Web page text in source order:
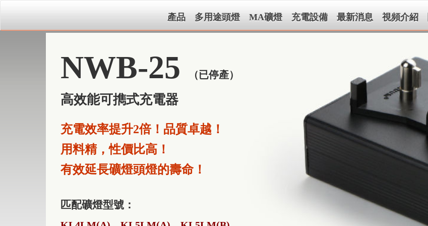
產品 多用途頭燈 MA礦燈 充電設備 最新消息 視頻介紹
NWB-25 （已停產）
高效能可擕式充電器
充電效率提升2倍！品質卓越！
用料精，性價比高！
有效延長礦燈頭燈的壽命！
匹配礦燈型號：